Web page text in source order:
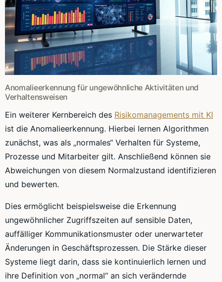
Anomalieerkennung für ungewöhnliche Aktivitäten und
Verhaltensweisen
Ein weiterer Kernbereich des Risikomanagements mit KI
ist die Anomalieerkennung. Hierbei lernen Algorithmen
zunächst, was als „normales“ Verhalten für Systeme,
Prozesse und Mitarbeiter gilt. Anschließend können sie
Abweichungen von diesem Normalzustand identifizieren
und bewerten.
Dies ermöglicht beispielsweise die Erkennung
ungewöhnlicher Zugriffszeiten auf sensible Daten,
auffälliger Kommunikationsmuster oder unerwarteter
Änderungen in Geschäftsprozessen. Die Stärke dieser
Systeme liegt darin, dass sie kontinuierlich lernen und
ihre Definition von „normal“ an sich verändernde